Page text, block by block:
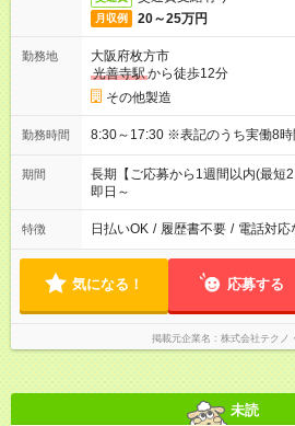
月収例 20～25万円
勤務地
大阪府枚方市
光善寺駅から徒歩12分
その他製造
勤務時間 8:30～17:30 ※表記のうち実働
期間
長期【ご応募から1週間以内(最短
即日～
特徴 日払いOK / 履歴書不要 / 電話対応
気になる！ 応募する
掲載元企業名 株式会社テクノ
未読